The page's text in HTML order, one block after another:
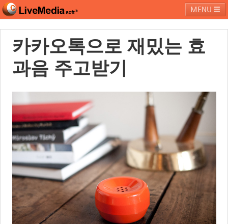
MENU
라이브미디어소프트 제품 및 서비스 블로그 커뮤니티
페밀리 사이트
카카오톡으로 재밌는 효
과음 주고받기